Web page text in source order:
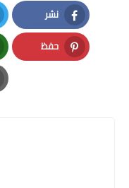
نشر
Facebook
حفظ
Pinterest